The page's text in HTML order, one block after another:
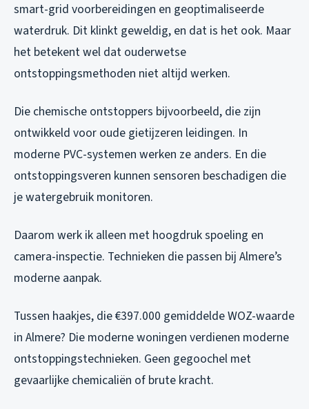
smart-grid voorbereidingen en geoptimaliseerde
waterdruk. Dit klinkt geweldig, en dat is het ook. Maar
het betekent wel dat ouderwetse
ontstoppingsmethoden niet altijd werken.
Die chemische ontstoppers bijvoorbeeld, die zijn
ontwikkeld voor oude gietijzeren leidingen. In
moderne PVC-systemen werken ze anders. En die
ontstoppingsveren kunnen sensoren beschadigen die
je watergebruik monitoren.
Daarom werk ik alleen met hoogdruk spoeling en
camera-inspectie. Technieken die passen bij Almere’s
moderne aanpak.
Tussen haakjes, die €397.000 gemiddelde WOZ-waarde
in Almere? Die moderne woningen verdienen moderne
ontstoppingstechnieken. Geen gegoochel met
gevaarlijke chemicaliën of brute kracht.